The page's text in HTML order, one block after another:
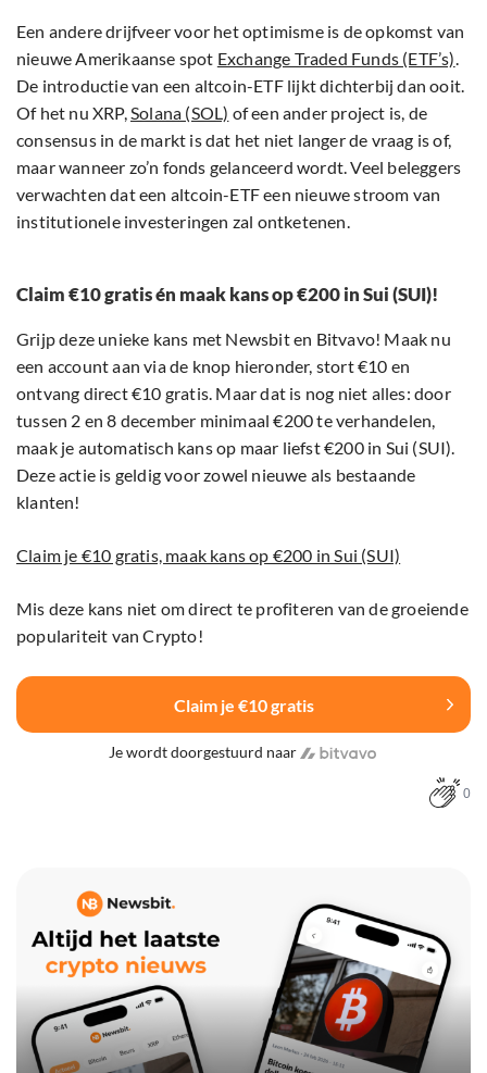
Een andere drijfveer voor het optimisme is de opkomst van
nieuwe Amerikaanse spot Exchange Traded Funds (ETF’s).
De introductie van een altcoin-ETF lijkt dichterbij dan ooit.
Of het nu XRP,Solana (SOL) of een ander project is, de
consensus in de markt is dat het niet langer de vraag is of,
maar wanneer zo’n fonds gelanceerd wordt. Veel beleggers
verwachten dat een altcoin-ETF een nieuwe stroom van
institutionele investeringen zal ontketenen.
Claim €10 gratis én maak kans op €200 in Sui (SUI)!
Grijp deze unieke kans met Newsbit en Bitvavo! Maak nu
een account aan via de knop hieronder, stort €10 en
ontvang direct €10 gratis. Maar dat is nog niet alles: door
tussen 2 en 8 december minimaal €200 te verhandelen,
maak je automatisch kans op maar liefst €200 in Sui (SUI).
Deze actie is geldig voor zowel nieuwe als bestaande
klanten!
Claim je €10 gratis, maak kans op €200 in Sui (SUI)
Mis deze kans niet om direct te profiteren van de groeiende
populariteit van Crypto!
Claim je €10 gratis
Je wordt doorgestuurd naar
0